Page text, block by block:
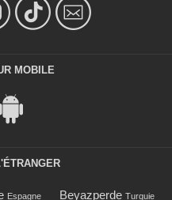
MOBILE
Espagne Beyazperde Turquie